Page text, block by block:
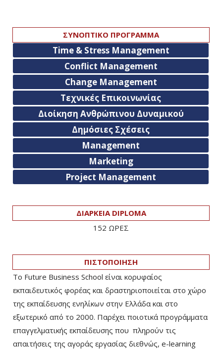
ΣΥΝΟΠΤΙΚΟ ΠΡΟΓΡΑΜΜΑ
Time & Stress Management
Conflict Management
Change Management
Τεχνικές Επικοινωνίας
Διοίκηση Ανθρώπινου Δυναμικού
Δημόσιες Σχέσεις
Management
Marketing
Project Management
ΔΙΑΡΚΕΙΑ DIPLOMA
152 ΩΡΕΣ
ΠΙΣΤΟΠΟΙΗΣΗ
Το Future Business School είναι κορυφαίος
εκπαιδευτικός φορέας και δραστηριοποιείται στο χώρο
της εκπαίδευσης ενηλίκων στην Ελλάδα και στο
εξωτερικό από το 2000. Παρέχει ποιοτικά προγράμματα
επαγγελματικής εκπαίδευσης που πληρούν τις
απαιτήσεις της αγοράς εργασίας διεθνώς, e-learning